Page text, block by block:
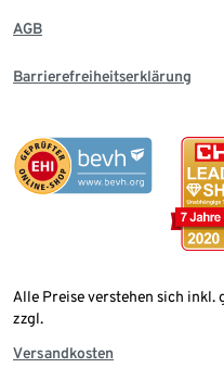
AGB
Barrierefreiheitserklärung
Alle Preise verstehen sich
zzgl.
Versandkosten